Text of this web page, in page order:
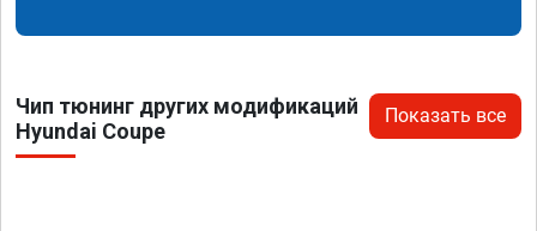
Чип тюнинг других модификаций
Hyundai Coupe
Показать все